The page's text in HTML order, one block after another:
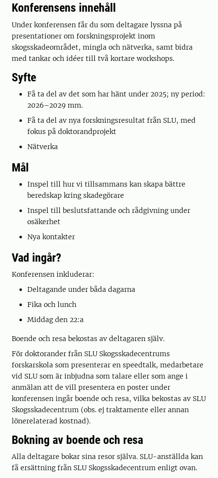
Konferensens innehåll
Under konferensen får du som deltagare lyssna på
presentationer om forskningsprojekt inom
skogsskadeområdet, mingla och nätverka, samt bidra
med tankar och idéer till två kortare workshops.
Syfte
Få ta del av det som har hänt under 2025; ny period:
2026–2029 mm.
Få ta del av nya forskningsresultat från SLU, med
fokus på doktorandprojekt
Nätverka
Mål
Inspel till hur vi tillsammans kan skapa bättre
beredskap kring skadegörare
Inspel till beslutsfattande och rådgivning under
osäkerhet
Nya kontakter
Vad ingår?
Konferensen inkluderar:
Deltagande under båda dagarna
Fika och lunch
Middag den 22:a
Boende och resa bekostas av deltagaren själv.
För doktorander från SLU Skogsskadecentrums
forskarskola som presenterar en speedtalk, medarbetare
vid SLU som är inbjudna som talare eller som ange i
anmälan att de vill presentera en poster under
konferensen ingår boende och resa, vilka bekostas av SLU
Skogsskadecentrum (obs. ej traktamente eller annan
lönerelaterad kostnad).
Bokning av boende och resa
Alla deltagare bokar sina resor själva. SLU-anställda kan
få ersättning från SLU Skogsskadecentrum enligt ovan.